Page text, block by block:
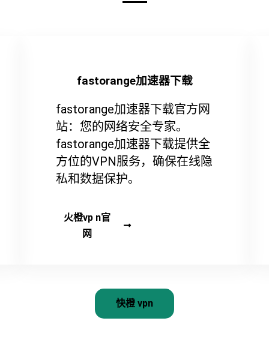
fastorange加速器下载
fastorange加速器下载官方网
站：您的网络安全专家。
fastorange加速器下载提供全
方位的VPN服务，确保在线隐
私和数据保护。
火橙vp n官
网
快橙 vpn